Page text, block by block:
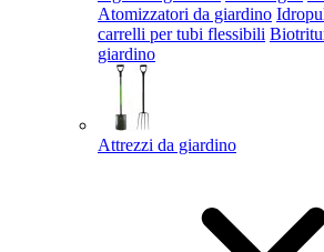
Atomizzatori da giardino
carrelli per tubi flessibili
giardino
Attrezzi da giardino